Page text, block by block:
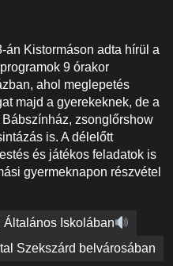
án Kistormáson adta hírül a
9 órakor
ahol meglepetés
majd a gyerekeknek, de a
zsonglőrshow
is. A délelőtt
és játékos feladatok is
gyermeknapon részvétel
Iskolában
Szekszárd belvárosában